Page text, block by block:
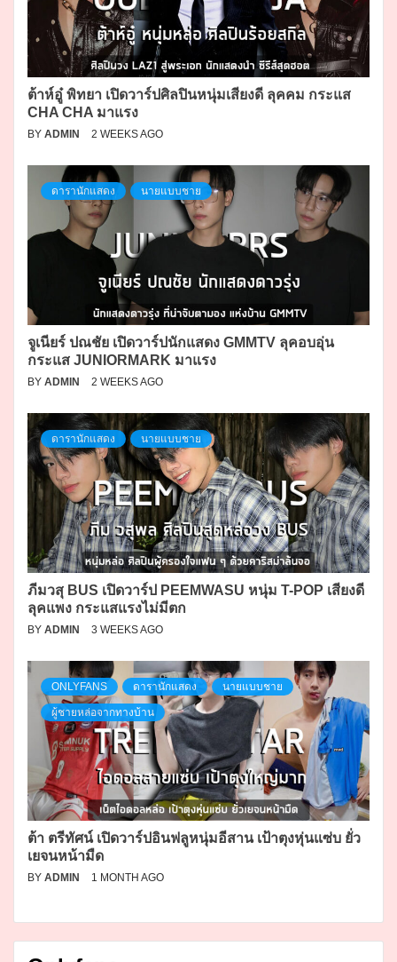
ต้าห์อู๋ พิทยา เปิดวาร์ปศิลปินหนุ่มเสียงดี ลุคคม กระแส
CHA CHA มาแรง
BY ADMIN 2 WEEKS AGO
ดารานักแสดง นายแบบชาย
จูเนียร์ ปณชัย เปิดวาร์ปนักแสดง GMMTV ลุคอบอุ่น
กระแส JUNIORMARK มาแรง
BY ADMIN 2 WEEKS AGO
ดารานักแสดง นายแบบชาย
ภีมวสุ BUS เปิดวาร์ป PEEMWASU หนุ่ม T-POP เสียงดี
ลุคแพง กระแสแรงไม่มีตก
BY ADMIN 3 WEEKS AGO
ONLYFANS ดารานักแสดง นายแบบชาย
ผู้ชายหล่อจากทางบ้าน
ต้า ตรีทัศน์ เปิดวาร์ปอินฟลูหนุ่มอีสาน เป้าตุงหุ่นแซ่บ ยั่ว
เยจนหน้ามืด
BY ADMIN 1 MONTH AGO